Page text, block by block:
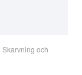
Skarvning och